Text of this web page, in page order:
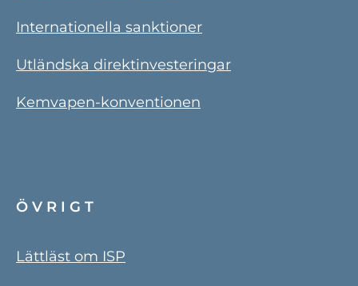
Internationella sanktioner
Utländska direktinvesteringar
Kemvapen-konventionen
ÖVRIGT
Lättläst om ISP